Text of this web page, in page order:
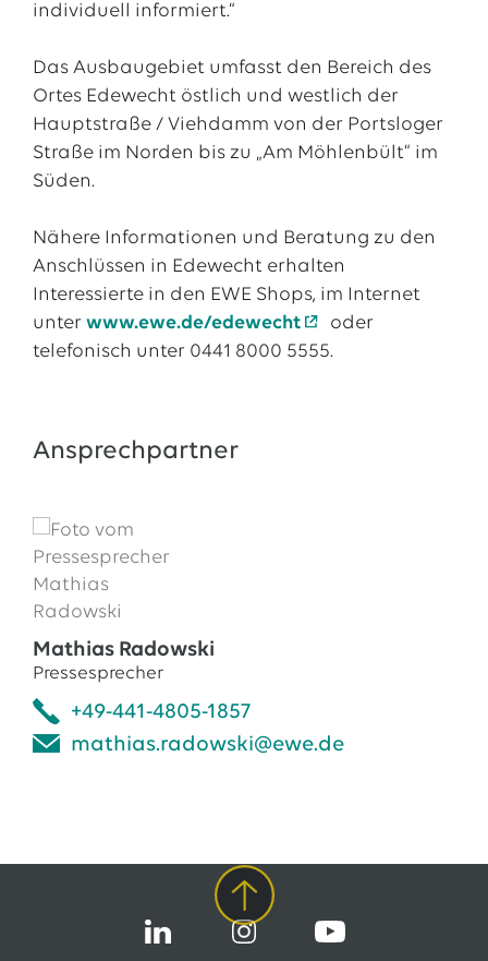
individuell informiert.“
Das Ausbaugebiet umfasst den Bereich des
Ortes Edewecht östlich und westlich der
Hauptstraße / Viehdamm von der Portsloger
Straße im Norden bis zu „Am Möhlenbült“ im
Süden.
Nähere Informationen und Beratung zu den
Anschlüssen in Edewecht erhalten
Interessierte in den EWE Shops, im Internet
unter www.ewe.de/edewecht
oder
telefonisch unter 0441 8000 5555.
Ansprechpartner
Mathias Radowski
Pressesprecher
+49-441-4805-1857
mathias.radowski@ewe.de